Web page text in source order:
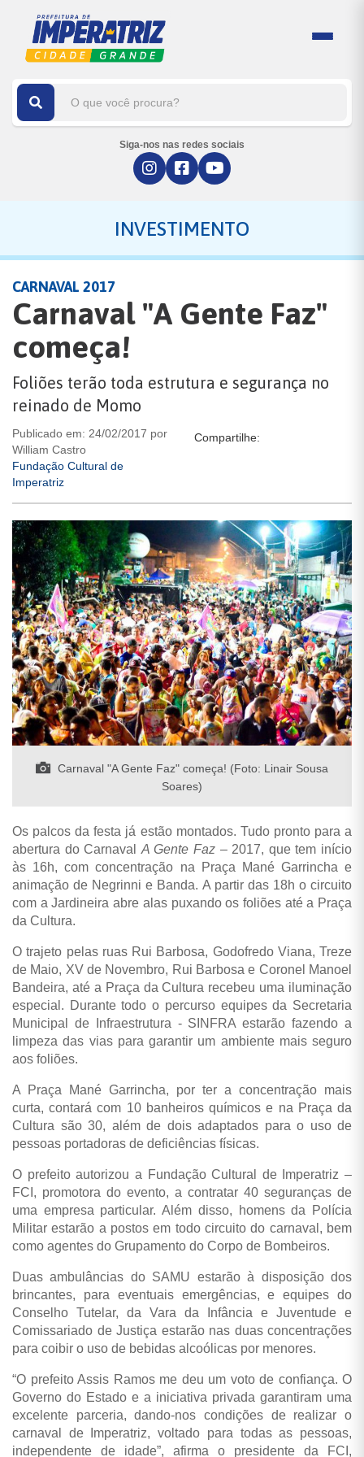
Siga-nos nas redes sociais
INVESTIMENTO
CARNAVAL 2017
Carnaval "A Gente Faz"
começa!
Foliões terão toda estrutura e segurança no
reinado de Momo
Publicado em: 24/02/2017 por
William Castro
Fundação Cultural de
Imperatriz
Compartilhe:
Carnaval "A Gente Faz" começa! (Foto: Linair Sousa
Soares)
Os palcos da festa já estão montados. Tudo pronto para a
abertura do Carnaval A Gente Faz – 2017, que tem início
às 16h, com concentração na Praça Mané Garrincha e
animação de Negrinni e Banda. A partir das 18h o circuito
com a Jardineira abre alas puxando os foliões até a Praça
da Cultura.
O trajeto pelas ruas Rui Barbosa, Godofredo Viana, Treze
de Maio, XV de Novembro, Rui Barbosa e Coronel Manoel
Bandeira, até a Praça da Cultura recebeu uma iluminação
especial. Durante todo o percurso equipes da Secretaria
Municipal de Infraestrutura - SINFRA estarão fazendo a
limpeza das vias para garantir um ambiente mais seguro
aos foliões.
A Praça Mané Garrincha, por ter a concentração mais
curta, contará com 10 banheiros químicos e na Praça da
Cultura são 30, além de dois adaptados para o uso de
pessoas portadoras de deficiências físicas.
O prefeito autorizou a Fundação Cultural de Imperatriz –
FCI, promotora do evento, a contratar 40 seguranças de
uma empresa particular. Além disso, homens da Polícia
Militar estarão a postos em todo circuito do carnaval, bem
como agentes do Grupamento do Corpo de Bombeiros.
Duas ambulâncias do SAMU estarão à disposição dos
brincantes, para eventuais emergências, e equipes do
Conselho Tutelar, da Vara da Infância e Juventude e
Comissariado de Justiça estarão nas duas concentrações
para coibir o uso de bebidas alcoólicas por menores.
“O prefeito Assis Ramos me deu um voto de confiança. O
Governo do Estado e a iniciativa privada garantiram uma
excelente parceria, dando-nos condições de realizar o
carnaval de Imperatriz, voltado para todas as pessoas,
independente de idade”, afirma o presidente da FCI,